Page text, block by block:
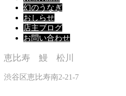
幻のうなぎ
おしらせ
店主ブログ
お問い合わせ
恵比寿 鰻 松川
渋谷区恵比寿南2-21-7